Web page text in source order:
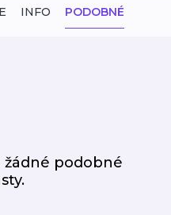
INFO PODOBNÉ
podobné